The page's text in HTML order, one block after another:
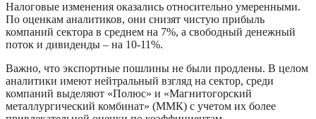
Налоговые изменения оказались относительно умеренными.
По оценкам аналитиков, они снизят чистую прибыль
компаний сектора в среднем на 7%, а свободный денежный
поток и дивиденды – на 10-11%.
Важно, что экспортные пошлины не были продлены. В целом
аналитики имеют нейтральный взгляд на сектор, среди
компаний выделяют «Полюс» и «Магнитогорский
металлургический комбинат» (ММК) с учетом их более